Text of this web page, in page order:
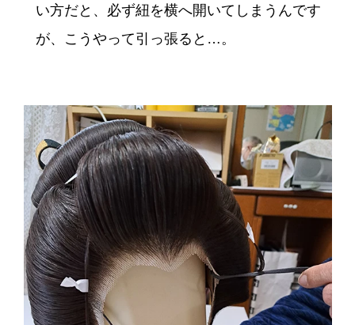
い方だと、必ず紐を横へ開いてしまうんです
が、こうやって引っ張ると…。